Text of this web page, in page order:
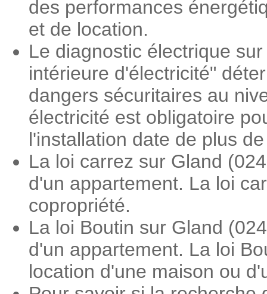
des performances
et de location.
Le diagnostic électrique
intérieure d'électricité"
dangers sécuritaires au
électricité est obligatoire
l'installation date de plus
La loi carrez sur Gland
d'un appartement. La loi
copropriété.
La loi Boutin sur Gland
d'un appartement. La loi
location d'une maison ou